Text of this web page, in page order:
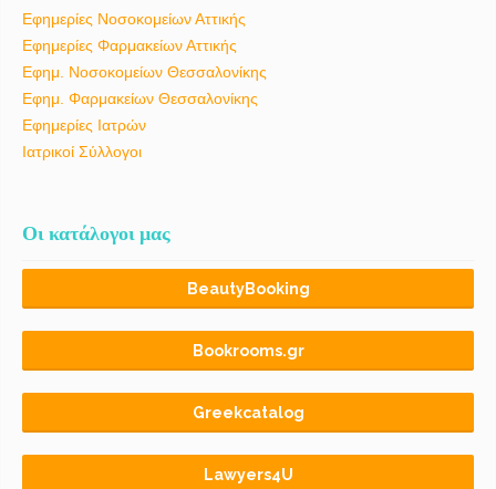
Εφημερίες Νοσοκομείων Αττικής
Εφημερίες Φαρμακείων Αττικής
Εφημ. Νοσοκομείων Θεσσαλονίκης
Εφημ. Φαρμακείων Θεσσαλονίκης
Εφημερίες Ιατρών
Ιατρικοί Σύλλογοι
Οι κατάλογοι μας
BeautyBooking
Bookrooms.gr
Greekcatalog
Lawyers4U